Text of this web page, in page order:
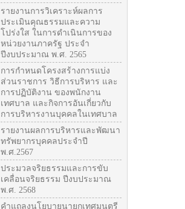
รายงานการวิเคราะห์ผลการ
ประเมินคุณธรรมและความ
โปร่งใส ในการดำเนินการของ
หน่วยงานภาครัฐ ประจำ
ปีงบประมาณ พ.ศ. 2565
การกำหนดโครงสร้างการแบ่ง
ส่วนราชการ วิธีการบริหาร และ
การปฏิบัติงาน ของพนักงาน
เทศบาล และกิจการอันเกี่ยวกับ
การบริหารงานบุคคลในเทศบาล
รายงานผลการบริหารและพัฒนา
ทรัพยากรบุคคลประจำปี
พ.ศ.2567
ประมวลจริยธรรมและการขับ
เคลื่อนจริยธรรม ปีงบประมาณ
พ.ศ. 2568
คำแถลงนโยบายนายกเทศมนตรี